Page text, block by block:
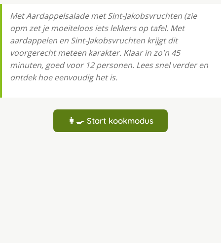
Met Aardappelsalade met Sint-Jakobsvruchten (zie
opm zet je moeiteloos iets lekkers op tafel. Met
aardappelen en Sint-Jakobsvruchten krijgt dit
voorgerecht meteen karakter. Klaar in zo'n 45
minuten, goed voor 12 personen. Lees snel verder en
ontdek hoe eenvoudig het is.
👩‍🍳 Start kookmodus